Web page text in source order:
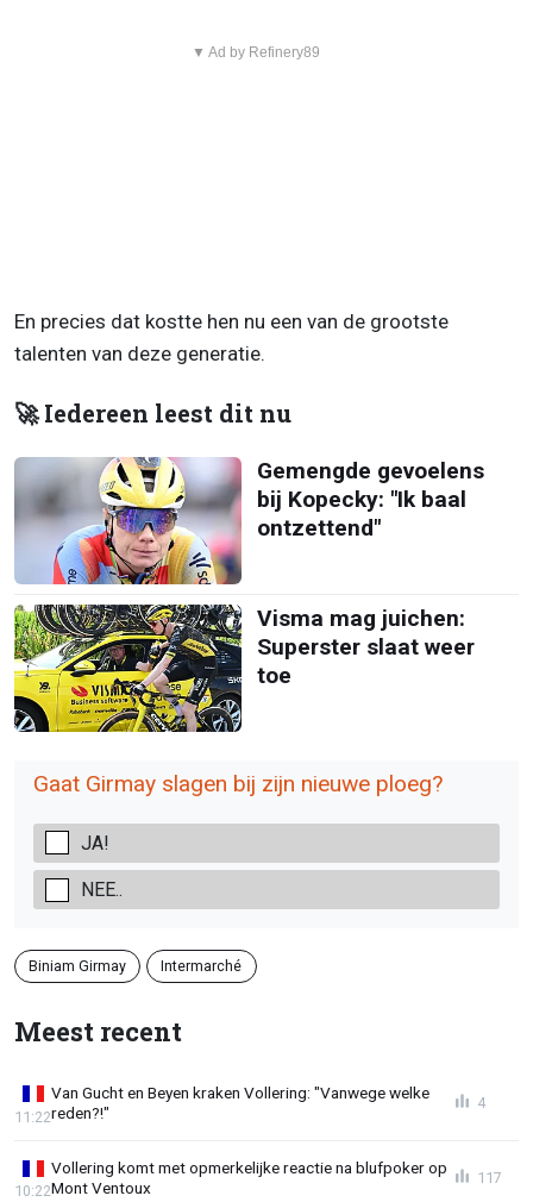
▼ Ad by Refinery89
En precies dat kostte hen nu een van de grootste
talenten van deze generatie.
🚀 Iedereen leest dit nu
Gemengde gevoelens
bij Kopecky: "Ik baal
ontzettend"
Visma mag juichen:
Superster slaat weer
toe
Gaat Girmay slagen bij zijn nieuwe ploeg?
JA!
NEE..
Biniam Girmay Intermarché
Meest recent
Van Gucht en Beyen kraken Vollering: "Vanwege welke
reden?!"
11:22
4
Vollering komt met opmerkelijke reactie na blufpoker op
Mont Ventoux
10:22
117